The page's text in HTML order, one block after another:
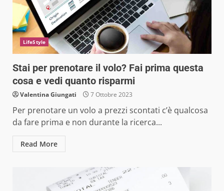
LifeStyle
Stai per prenotare il volo? Fai prima questa
cosa e vedi quanto risparmi
Valentina Giungati 7 Ottobre 2023
Per prenotare un volo a prezzi scontati c’è qualcosa
da fare prima e non durante la ricerca...
Read More